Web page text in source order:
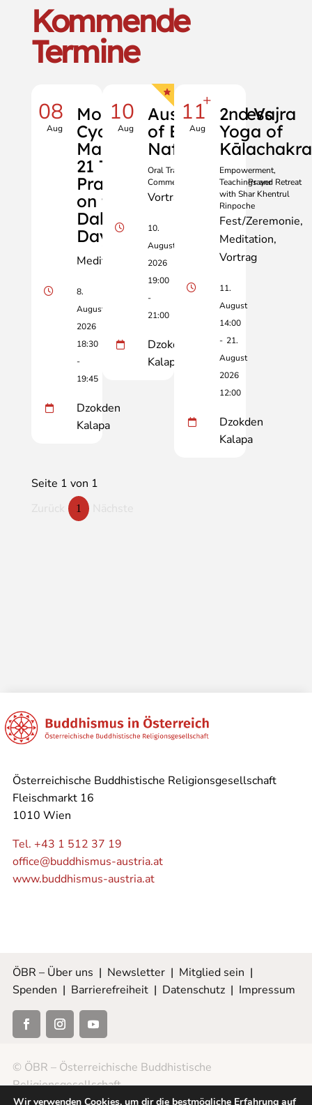
Kommende
Termine
08
Aug
Moon
Cycle
Mantra:
21 Taras
Practice
on the
Dakini
Day
Meditation
8.
August
2026
18:30
-
19:45
Dzokden
Kalapa
10
Aug
Auspiciousness
of Buddha
Nature
Oral Transmission and
Commentary of Dolpopa’s Prayer
Vortrag
10.
August
2026
19:00
-
21:00
Dzokden
Kalapa
11+
Aug
2nd Vajra
Yoga of
Kālachakra
Empowerment,
Teachings and Retreat
with Shar Khentrul
Rinpoche
Fest/Zeremonie
Meditation
Vortrag
11.
August
14:00
- 21.
August
2026
12:00
Dzokden
Kalapa
Seite 1 von 1
1
Österreichische Buddhistische Religionsgesellschaft
Fleischmarkt 16
1010 Wien
Tel. +43 1 512 37 19
office@buddhismus-austria.at
www.buddhismus-austria.at
ÖBR – Über uns | Newsletter| Mitglied sein |
Spenden | Barrierefreiheit| Datenschutz| Impressum
© ÖBR – Österreichische Buddhistische
Religionsgesellschaft
Wir verwenden Cookies, um dir die bestmögliche Erfahrung auf